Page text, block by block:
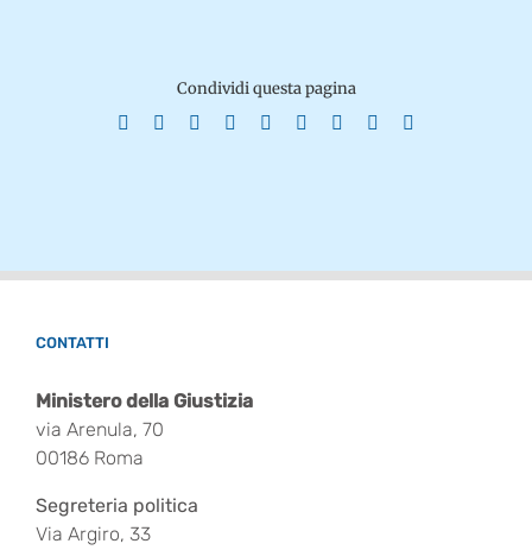
Condividi questa pagina
Facebook Reddit LinkedInWhatsApp
TumblrPinterest
CONTATTI
Ministero della Giustizia
via Arenula, 70
00186 Roma
Segreteria politica
Via Argiro, 33